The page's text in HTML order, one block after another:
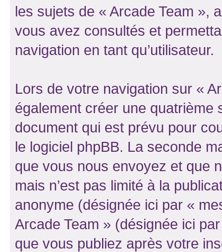
les sujets de « Arcade Team »,
vous avez consultés et
navigation en tant qu’utilisateur.
Lors de votre navigation sur «
également créer une
document qui est prévu pour
le logiciel phpBB. La seconde
que vous nous envoyez et que
mais n’est pas limité à la
anonyme (désignée ici par «
Arcade Team » (désignée ici
que vous publiez après votre